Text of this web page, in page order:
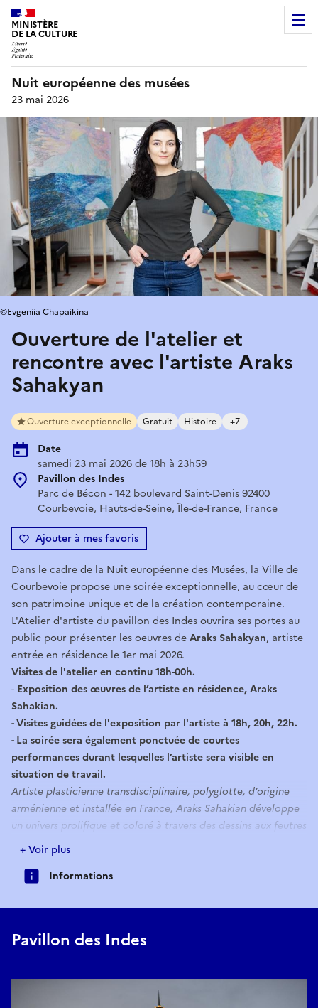
MINISTÈRE
DE LA CULTURE
Nuit européenne des musées
23 mai 2026
Ouverture de l'atelier et
rencontre avec l'artiste Araks
Sahakyan
Ouverture exceptionnelle Gratuit Histoire +7
Date
samedi 23 mai 2026 de 18h à 23h59
Pavillon des Indes
Parc de Bécon - 142 boulevard Saint-Denis 92400
Courbevoie, Hauts-de-Seine, Île-de-France, France
Ajouter à mes favoris
©Evgeniia Chapaikina
Dans le cadre de la Nuit européenne des Musées, la Ville de
Courbevoie propose une soirée exceptionnelle, au cœur de
son patrimoine unique et de la création contemporaine.
L'Atelier d'artiste du pavillon des Indes ouvrira ses portes au
public pour présenter les oeuvres deAraks Sahakyan, artiste
entrée en résidence le 1er mai 2026.
Visites de l'atelier en continu 18h-00h.
- Exposition des œuvres de l’artiste en résidence, Araks
Sahakian.
- Visites guidées de l'exposition par l'artiste à 18h, 20h, 22h.
- La soirée sera également ponctuée de courtes
performances durant lesquelles l’artiste sera visible en
situation de travail.
Artiste plasticienne transdisciplinaire, polyglotte, d’origine
arménienne et installée en France, Araks Sahakian développe
un univers prolifique et coloré à travers des dessins aux feutres
pigmentaires, des performances et des installations. Elle
pratique également l’apnée de haut niveau, discipline qui
nourrit sa démarche artistique autour du souffle, du corps et
Renseignements àculture@ville-courbevoie.fr
+ Voir plus
Informations
Pavillon des Indes